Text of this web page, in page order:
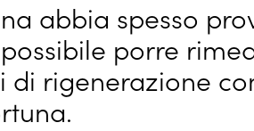
abbia spesso
porre
rigenerazione